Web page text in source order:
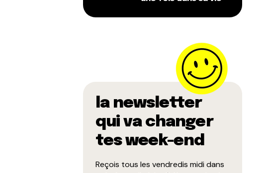
la newsletter
qui va changer
tes week-end
Reçois tous les vendredis midi dans